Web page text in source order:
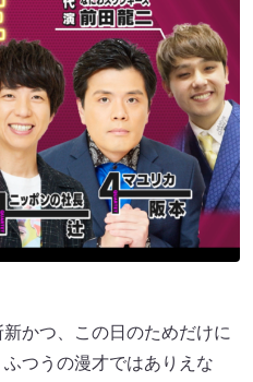
かつ、この日のためだけに
つうの漫才ではありえな